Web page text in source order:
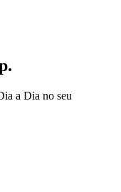
a Dia no seu